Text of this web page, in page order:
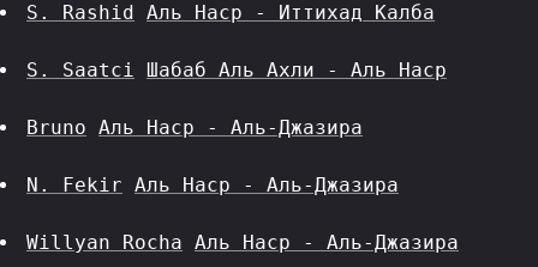
S. Rashid Аль Наср - Иттихад Калба
S. Saatci Шабаб Аль Ахли - Аль Наср
Bruno Аль Наср - Аль-Джазира
N. Fekir Аль Наср - Аль-Джазира
Willyan Rocha Аль Наср - Аль-Джазира